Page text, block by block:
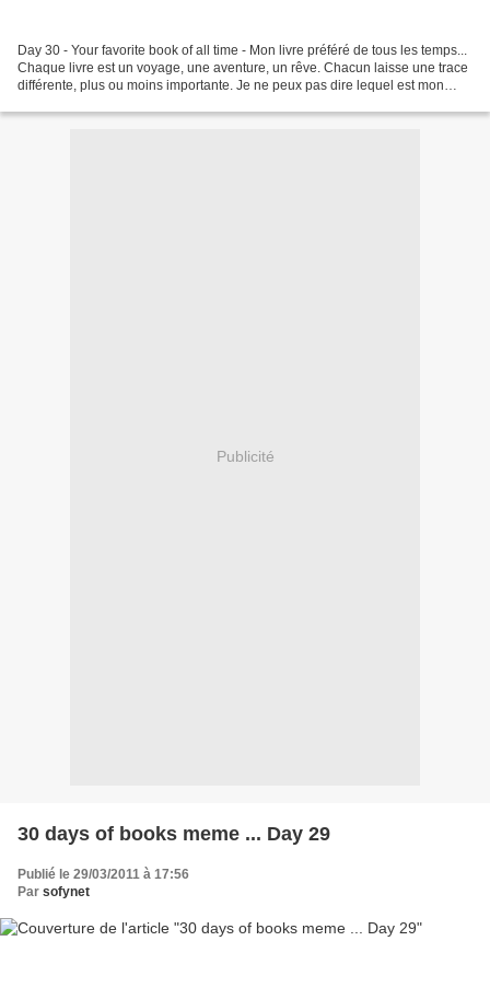
Day 30 - Your favorite book of all time - Mon livre préféré de tous les temps...
Chaque livre est un voyage, une aventure, un rêve. Chacun laisse une trace
différente, plus ou moins importante. Je ne peux pas dire lequel est mon
Publicité
30 days of books meme ... Day 29
Publié le 29/03/2011 à 17:56
Par sofynet